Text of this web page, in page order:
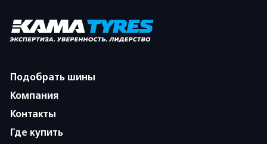
Подобрать шины
Компания
Контакты
Где купить